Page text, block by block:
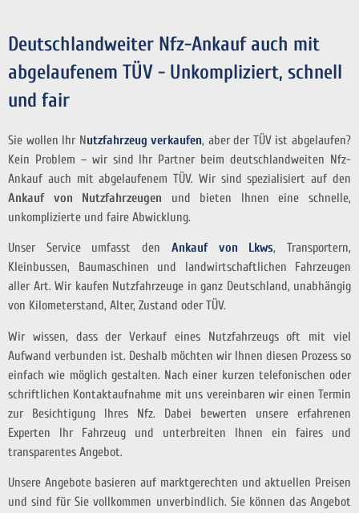
Deutschlandweiter Nfz-Ankauf auch mit
abgelaufenem TÜV - Unkompliziert, schnell
und fair
Sie wollen Ihr Nutzfahrzeug verkaufen, aber der TÜV ist abgelaufen?
Kein Problem – wir sind Ihr Partner beim deutschlandweiten Nfz-
Ankauf auch mit abgelaufenem TÜV. Wir sind spezialisiert auf den
Ankauf von Nutzfahrzeugen und bieten Ihnen eine schnelle,
unkomplizierte und faire Abwicklung.
Unser Service umfasst den Ankauf von Lkws, Transportern,
Kleinbussen, Baumaschinen und landwirtschaftlichen Fahrzeugen
aller Art. Wir kaufen Nutzfahrzeuge in ganz Deutschland, unabhängig
von Kilometerstand, Alter, Zustand oder TÜV.
Wir wissen, dass der Verkauf eines Nutzfahrzeugs oft mit viel
Aufwand verbunden ist. Deshalb möchten wir Ihnen diesen Prozess so
einfach wie möglich gestalten. Nach einer kurzen telefonischen oder
schriftlichen Kontaktaufnahme mit uns vereinbaren wir einen Termin
zur Besichtigung Ihres Nfz. Dabei bewerten unsere erfahrenen
Experten Ihr Fahrzeug und unterbreiten Ihnen ein faires und
transparentes Angebot.
Unsere Angebote basieren auf marktgerechten und aktuellen Preisen
und sind für Sie vollkommen unverbindlich. Sie können das Angebot